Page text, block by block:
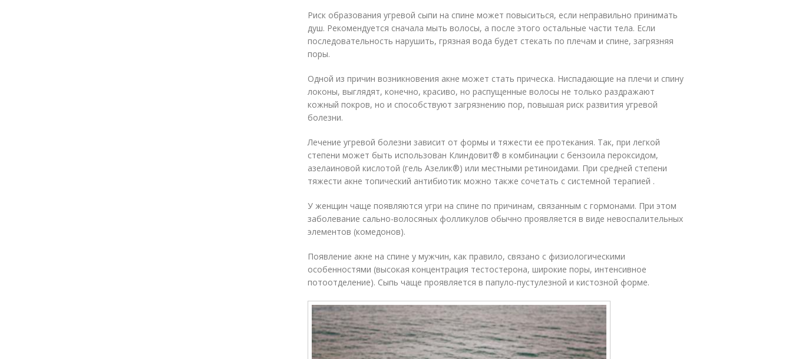
Риск образования угревой сыпи на спине может повыситься, если неправильно принимать
душ. Рекомендуется сначала мыть волосы, а после этого остальные части тела. Если
последовательность нарушить, грязная вода будет стекать по плечам и спине, загрязняя
поры.
Одной из причин возникновения акне может стать прическа. Ниспадающие на плечи и спину
локоны, выглядят, конечно, красиво, но распущенные волосы не только раздражают
кожный покров, но и способствуют загрязнению пор, повышая риск развития угревой
болезни.
Лечение угревой болезни зависит от формы и тяжести ее протекания. Так, при легкой
степени может быть использован Клиндовит® в комбинации с бензоила пероксидом,
азелаиновой кислотой (гель Азелик®) или местными ретиноидами. При средней степени
тяжести акне топический антибиотик можно также сочетать с системной терапией .
У женщин чаще появляются угри на спине по причинам, связанным с гормонами. При этом
заболевание сально-волосяных фолликулов обычно проявляется в виде невоспалительных
элементов (комедонов).
Появление акне на спине у мужчин, как правило, связано с физиологическими
особенностями (высокая концентрация тестостерона, широкие поры, интенсивное
потоотделение). Сыпь чаще проявляется в папуло-пустулезной и кистозной форме.